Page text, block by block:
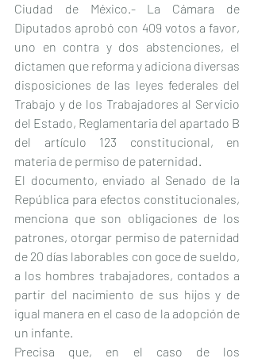
Ciudad de México.- La Cámara de
Diputados aprobó con 409 votos a favor,
uno en contra y dos abstenciones, el
dictamen que reforma y adiciona diversas
disposiciones de las leyes federales del
Trabajo y de los Trabajadores al Servicio
del Estado, Reglamentaria del apartado B
del artículo 123 constitucional, en
materia de permiso de paternidad.
El documento, enviado al Senado de la
República para efectos constitucionales,
menciona que son obligaciones de los
patrones, otorgar permiso de paternidad
de 20 días laborables con goce de sueldo,
a los hombres trabajadores, contados a
partir del nacimiento de sus hijos y de
igual manera en el caso de la adopción de
un infante.
Precisa que, en el caso de los